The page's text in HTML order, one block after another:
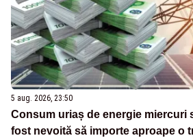
5 aug. 2026, 23:50
Consum uriaș de energie miercuri
fost nevoită să importe aproape o